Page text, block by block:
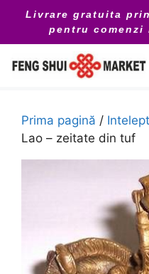
conținut
Livrare gratuita
pentru comenzi
Prima pagină /
Lao – zeitate din tuf